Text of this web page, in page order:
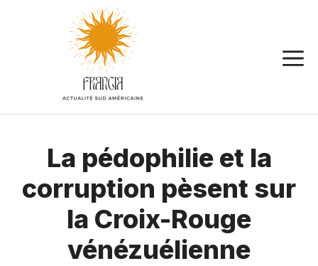
La pédophilie et la
corruption pèsent sur
la Croix-Rouge
vénézuélienne